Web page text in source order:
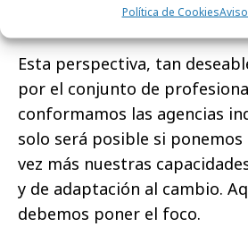
Política de Cookies
Esta perspectiva, tan
por el conjunto de
conformamos las agencias
solo será posible si
vez más nuestras
y de adaptación al cambio.
debemos poner el foco.